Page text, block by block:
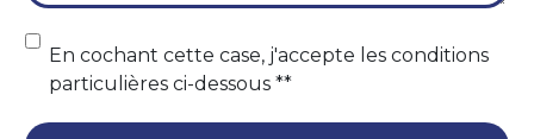
En cochant cette case, j'accepte les conditions
particulières ci-dessous **